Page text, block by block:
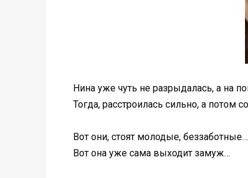
Нина уже чуть не разрыдалась, а на
Тогда, расcтроилась сильно, а потом
Вот они, стоят молодые,
Вот она уже сама выходит замуж…